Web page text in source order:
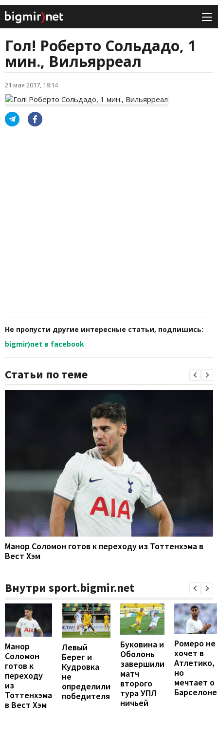
Гол! Роберто Сольдадо, 1
мин., Вильярреал
21 мая 2017, 18:14
Не пропусти другие интересные статьи, подпишись:
bigmir)net в facebook
Статьи по теме
Манор Соломон готов к переходу из Тоттенхэма в
Вест Хэм
Внутри sport.bigmir.net
Манор
Соломон
готов к
переходу
из
Тоттенхэма
в Вест Хэм
Левый
Берег и
Кудровка
не
определили
победителя
Буковина и
Оболонь
завершили
матч
второго
тура УПЛ
ничьей
Ромеро не
хочет в
Атлетико,
но
мечтает о
Барселоне